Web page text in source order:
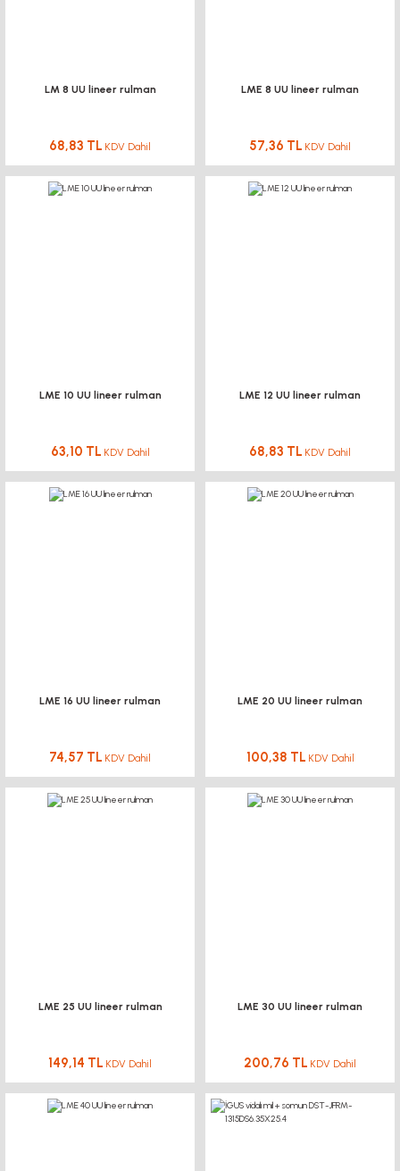
LM 8 UU lineer rulman
68,83 TL KDV Dahil
LME 8 UU lineer rulman
57,36 TL KDV Dahil
LME 10 UU lineer rulman
63,10 TL KDV Dahil
LME 12 UU lineer rulman
68,83 TL KDV Dahil
LME 16 UU lineer rulman
74,57 TL KDV Dahil
LME 20 UU lineer rulman
100,38 TL KDV Dahil
LME 25 UU lineer rulman
149,14 TL KDV Dahil
LME 30 UU lineer rulman
200,76 TL KDV Dahil